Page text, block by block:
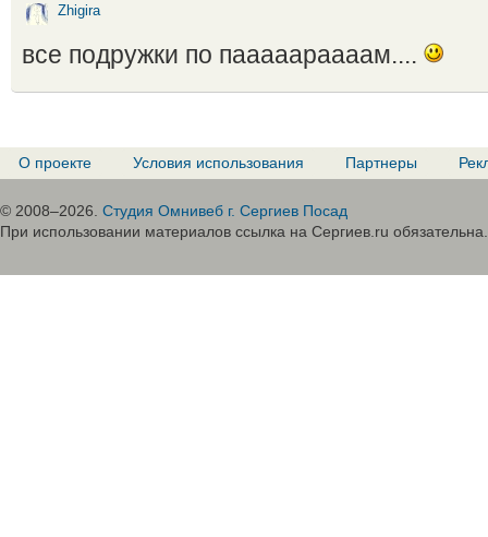
Zhigira
все подружки по пааааараааам....
О проекте Условия использования Партнеры
© 2008–2026. Студия Омнивеб г. Сергиев Посад
При использовании материалов ссылка на Сергиев.ru обязательна.